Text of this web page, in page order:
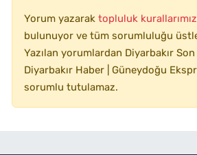
Yorum yazarak topluluk
bulunuyor ve tüm sorumluluğu
Yazılan yorumlardan Diyarbakır
Diyarbakır Haber | Güneydoğu
sorumlu tutulamaz.